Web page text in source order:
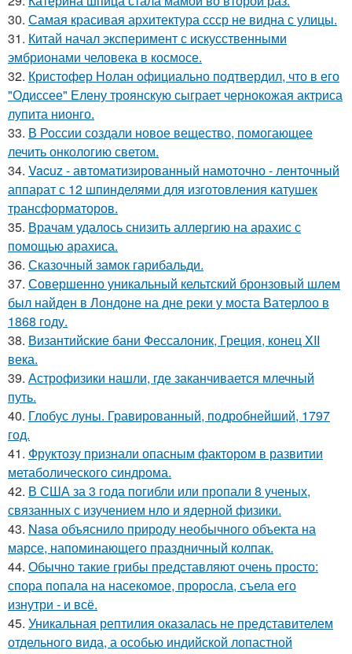
30. Самая красивая архитектура ссср не видна с улицы.
31. Китай начал эксперимент с искусственными
эмбрионами человека в космосе.
32. Кристофер Нолан официально подтвердил, что в его
"Одиссее" Елену троянскую сыграет чернокожая актриса
лупита нионго.
33. В России создали новое вещество, помогающее
лечить онкологию светом.
34. Vacuz - автоматизированный намоточно - ленточный
аппарат с 12 шпинделями для изготовления катушек
трансформаторов.
35. Врачам удалось снизить аллергию на арахис с
помощью арахиса.
36. Сказочный замок гарибальди.
37. Совершенно уникальный кельтский бронзовый шлем
был найден в Лондоне на дне реки у моста Ватерлоо в
1868 году.
38. Византийские бани Фессалоник, Греция, конец XII
века.
39. Астрофизики нашли, где заканчивается млечный
путь.
40. Глобус луны. Гравированный, подробнейший, 1797
год.
41. Фруктозу признали опасным фактором в развитии
метаболического синдрома.
42. В США за 3 года погибли или пропали 8 ученых,
связанных с изучением нло и ядерной физики.
43. Nasa объяснило природу необычного объекта на
марсе, напоминающего праздничный колпак.
44. Обычно такие грибы представляют очень просто:
спора попала на насекомое, проросла, съела его
изнутри - и всё.
45. Уникальная рептилия оказалась не представителем
отдельного вида, а особью индийской лопастной